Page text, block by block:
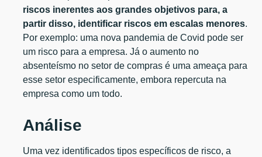
riscos inerentes aos grandes objetivos para, a
partir disso, identificar riscos em escalas menores.
Por exemplo: uma nova pandemia de Covid pode ser
um risco para a empresa. Já o aumento no
absenteísmo no setor de compras é uma ameaça para
esse setor especificamente, embora repercuta na
empresa como um todo.
Análise
Uma vez identificados tipos específicos de risco, a